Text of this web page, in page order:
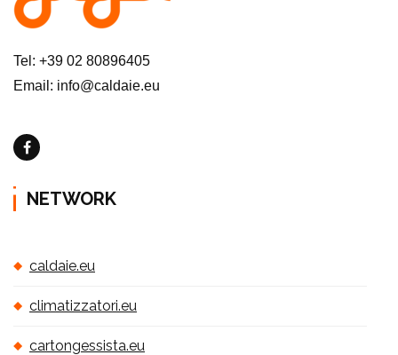
Tel: +39 02 80896405
Email: info@caldaie.eu
NETWORK
caldaie.eu
climatizzatori.eu
cartongessista.eu